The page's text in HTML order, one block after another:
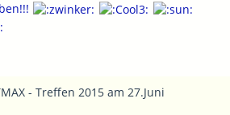
- Treffen 2015 am 27.Juni